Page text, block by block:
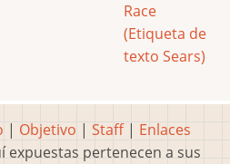
Race
(Etiqueta de
texto Sears)
| Objetivo | Staff| Enlaces
expuestas pertenecen a sus